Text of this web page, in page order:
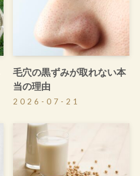
毛穴の黒ずみが取れない本
当の理由
2026-07-21